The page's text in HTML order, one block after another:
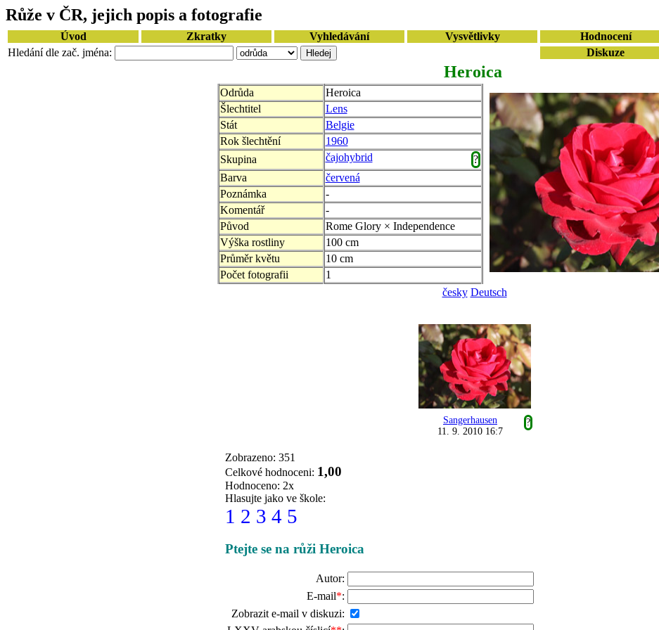
Růže v ČR, jejich popis a fotografie
Úvod Zkratky Vyhledávání Vysvětlivky Hodnocení
Hledání dle zač. jména:
Diskuze
Heroica
Odrůda
Heroica
Šlechtitel
Lens
Stát
Belgie
Rok šlechtění
1960
Skupina
čajohybrid
?
Barva
červená
Poznámka
-
Komentář
-
Původ
Rome Glory × Independence
Výška rostliny
100 cm
Průměr květu
10 cm
Počet fotografii
1
česky Deutsch
Sangerhausen
?
11. 9. 2010 16:7
Zobrazeno: 351
Celkové hodnoceni: 1,00
Hodnoceno: 2x
Hlasujte jako ve škole:
1 2 3 4 5
Ptejte se na růži Heroica
Autor:
E-mail*:
Zobrazit e-mail v diskuzi: